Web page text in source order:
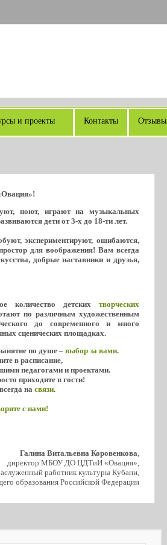
и проекты Контакты Отзывы
поют, играют на музыкальных
дети от 3-х до 18-ти лет.
экспериментируют, ошибаются,
для воображения! Вам всегда
добрые наставники и друзья,
количество детских творческих
по различным художественным
до современного и много
сценических площадках.
по душе –выбор за вами.
в расписание,
педагогами и проектами.
приходите в гости!
насвязи.
с нами!
Галина Витальевна Коровенкова,
директор МБОУ ДО ЦДТиИ «Овация»,
работник культуры Кубани,
образования Российской Федерации